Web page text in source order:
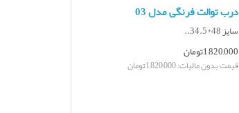
درب توالت فرنگی مدل 03
سایز 48*34.5..
1,820,000تومان
قیمت بدون مالیات: 1,820,000تومان